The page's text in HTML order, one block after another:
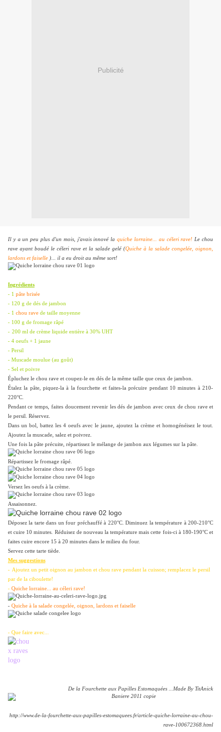
Publicité
Il y a un peu plus d'un mois, j'avais innové laquiche lorraine... au céleri rave! Le chou
rave ayant boudé le céleri rave et la salade gelé (Quiche à la salade congelée, oignon,
lardons et faiselle )... il a eu droit au même sort!
Ingrédients
- 1 pâte brisée
- 120 g de dés de jambon
- 1 chou rave de taille moyenne
- 100 g de fromage râpé
- 200 ml de crème liquide entière à 30% UHT
- 4 oeufs + 1 jaune
- Persil
- Muscade moulue (au goût)
- Sel et poivre
Épluchez le chou rave et coupez-le en dés de la même taille que ceux de jambon.
Étalez la pâte, piquez-la à la fourchette et faites-la précuire pendant 10 minutes à 210-
220°C.
Pendant ce temps,
faites doucement revenir les dés de jambon avec ceux de chou rave et
le persil. Réservez.
Dans un bol, battez les 4 oeufs avec le jaune, ajoutez la crème et homogénéisez le tout.
Ajoutez la muscade, salez et poivrez.
Une fois la pâte précuite, répartissez le mélange de jambon aux légumes sur la pâte.
Répartissez le fromage râpé.
Versez les oeufs à la crème.
Assaisonnez.
Déposez la tarte dans un four préchauffé à 220°C. Diminuez la température à 200-210°C
et cuire 10 minutes. Réduisez de nouveau la température mais cette fois-ci à 180-190°C et
faites cuire encore 15 à 20 minutes dans le milieu du four.
Servez cette tarte tiède.
Mes suggestions
- Ajoutez un petit oignon au jambon et chou rave pendant la cuisson; remplacez le persil
par de la ciboulette!
- Quiche lorraine... au céleri rave!
- Quiche à la salade congelée, oignon, lardons et faiselle
- Que faire avec...
De la Fourchette aux Papilles Estomaquées ...Made By TitAnick
http://www.de-la-fourchette-aux-papilles-estomaquees.fr/article-quiche-lorraine-au-chou-
rave-100672368.html